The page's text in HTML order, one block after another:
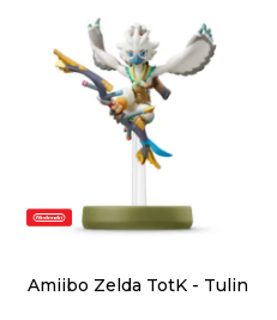
Amiibo Zelda TotK - Tulin